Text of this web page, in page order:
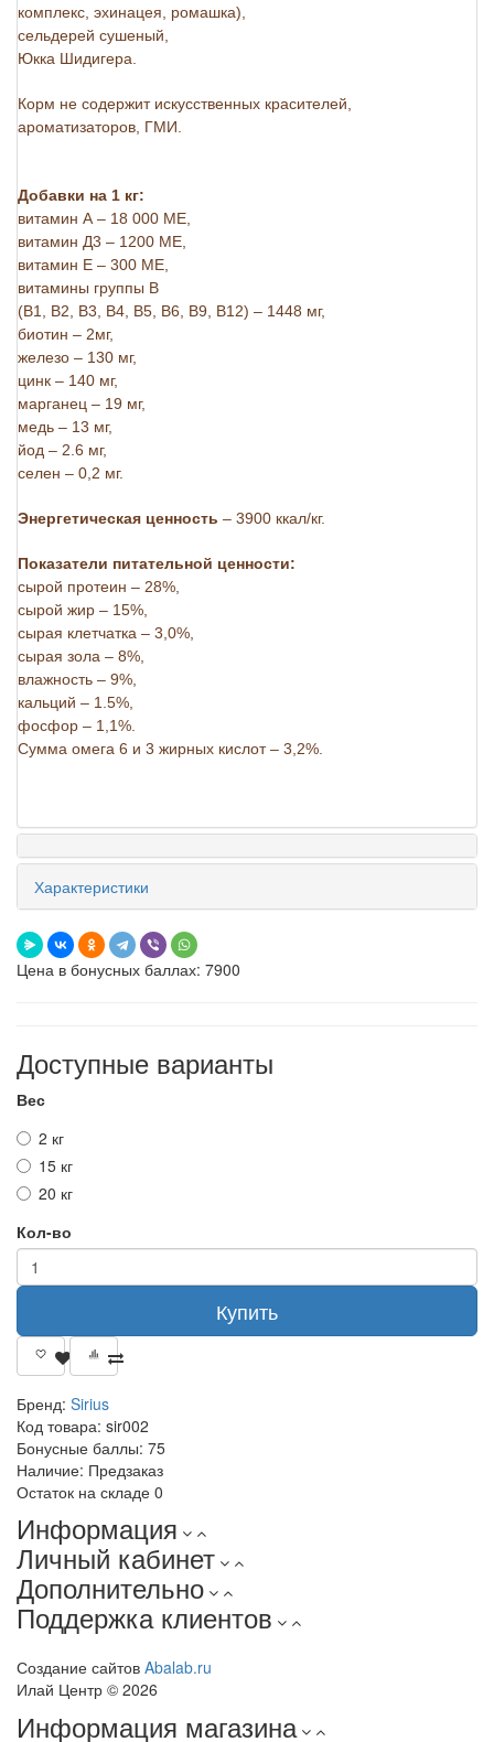
комплекс, эхинацея, ромашка),
сельдерей сушеный,
Юкка Шидигера.
Корм не содержит искусственных красителей,
ароматизаторов, ГМИ.
Добавки на 1 кг:
витамин А – 18 000 МЕ,
витамин Д3 – 1200 МЕ,
витамин Е – 300 МЕ,
витамины группы В
(В1, В2, В3, В4, В5, В6, В9, В12) – 1448 мг,
биотин – 2мг,
железо – 130 мг,
цинк – 140 мг,
марганец – 19 мг,
медь – 13 мг,
йод – 2.6 мг,
селен – 0,2 мг.
Энергетическая ценность – 3900 ккал/кг.
Показатели питательной ценности:
сырой протеин – 28%,
сырой жир – 15%,
сырая клетчатка – 3,0%,
сырая зола – 8%,
влажность – 9%,
кальций – 1.5%,
фосфор – 1,1%.
Сумма омега 6 и 3 жирных кислот – 3,2%.
Характеристики
Цена в бонусных баллах: 7900
Доступные варианты
Вес
2 кг
15 кг
20 кг
Кол-во
Купить
Бренд: Sirius
Код товара: sir002
Бонусные баллы: 75
Наличие: Предзаказ
Остаток на складе 0
Информация
Личный кабинет
Дополнительно
Поддержка клиентов
Создание сайтов Abalab.ru
Илай Центр © 2026
Информация магазина